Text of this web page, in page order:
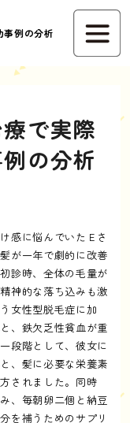
事例の分析
で実際
の分析
感に悩んでいたＥさ
が一年で劇的に改善
診時、全体の毛量が
神的な落ち込みも激
女性型脱毛症に加
、鉄欠乏性貧血が重
段階として、彼女に
、髪に必要な栄養素
されました。同時
、毎朝卵二個と納豆
を補うためのサプリ